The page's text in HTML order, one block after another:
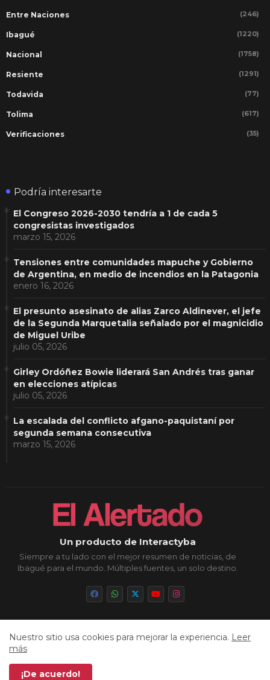
Entre Naciones (246)
Ibagué (1220)
Nacional (1758)
Resiente (1291)
Todavida (77)
Tolima (617)
Verificaciones (35)
Podría interesarte
El Congreso 2026-2030 tendría a 1 de cada 5
congresistas investigados
marzo 15, 2026
Tensiones entre comunidades mapuche y Gobierno
de Argentina, en medio de incendios en la Patagonia
enero 16, 2026
El presunto asesinato de alias Zarco Aldinever, el jefe
de la Segunda Marquetalia señalado por el magnicidio
de Miguel Uribe
julio 05, 2026
Girley Ordóñez Bowie liderará San Andrés tras ganar
en elecciones atípicas
julio 05, 2026
La escalada del conflicto afgano-paquistaní por
segunda semana consecutiva
marzo 15, 2026
Un producto de Interactyba
Siempre a tu lado con el mejor resumen de noticias, de
Ibagué para el mundo. Múltiples fuentes, un solo destino.
Inicio Sobre Nosotros
Política de Privacidad
Nuestro sitio usa cookies para mejorar la experiencia. Leer
más
¡De acuerdo!